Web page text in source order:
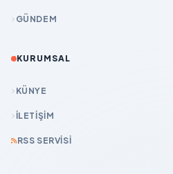
GÜNDEM
KURUMSAL
KÜNYE
İLETIŞIM
RSS SERVISI